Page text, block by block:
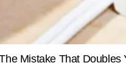
AUTHOR
वर्षा कुशवाहा टाइम्स नाउ नवभारत
सक्रिय हैं। जर्नलिज़्म में पोस्ट ग्रेजुएशन
करते हुए अपनी मजबूत संपादकीय पहचान
जुड़ी रिपोर्टिंग में भी है।  अब तक वर्षा